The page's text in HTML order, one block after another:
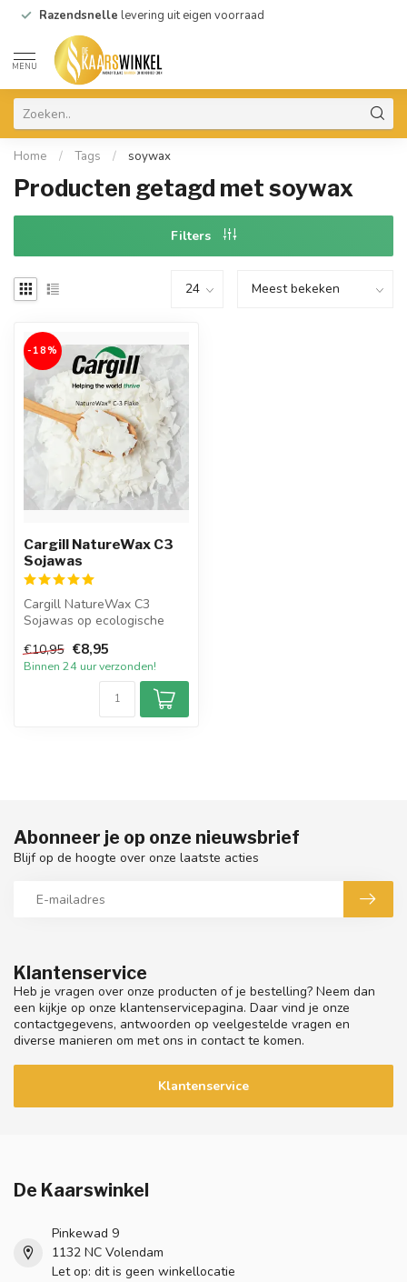
Razendsnelle levering uit eigen voorraad
MENU
Home / Tags / soywax
Producten getagd met soywax
Filters
-18%
Cargill NatureWax C3
Sojawas
Cargill NatureWax C3
Sojawas op ecologische
kaarsen te ver...
€10,95 €8,95
Binnen 24 uur verzonden!
Klantenservice
Heb je vragen over onze producten of je bestelling? Neem dan
een kijkje op onze klantenservicepagina. Daar vind je onze
contactgegevens, antwoorden op veelgestelde vragen en
diverse manieren om met ons in contact te komen.
Klantenservice
Abonneer je op onze nieuwsbrief
Blijf op de hoogte over onze laatste acties
De Kaarswinkel
Pinkewad 9
1132 NC Volendam
Let op: dit is geen winkellocatie